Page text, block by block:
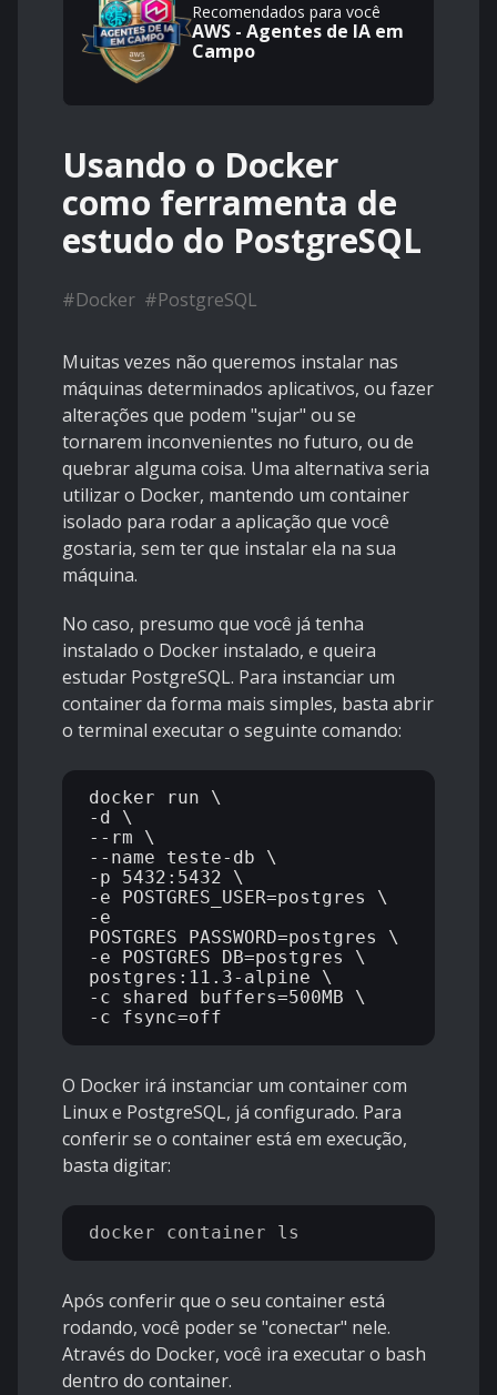
Recomendados para você
AWS - Agentes de IA em
Campo
Usando o Docker
como ferramenta de
estudo do PostgreSQL
#Docker #PostgreSQL
Muitas vezes não queremos instalar nas
máquinas determinados aplicativos, ou fazer
alterações que podem "sujar" ou se
tornarem inconvenientes no futuro, ou de
quebrar alguma coisa. Uma alternativa seria
utilizar o Docker, mantendo um container
isolado para rodar a aplicação que você
gostaria, sem ter que instalar ela na sua
máquina.
No caso, presumo que você já tenha
instalado o Docker instalado, e queira
estudar PostgreSQL. Para instanciar um
container da forma mais simples, basta abrir
o terminal executar o seguinte comando:
docker run \
-d \
--rm \
--name teste-db \
-p 5432:5432 \
-e POSTGRES_USER=postgres \
-e
POSTGRES_PASSWORD=postgres \
-e POSTGRES_DB=postgres \
postgres:11.3-alpine \
-c shared_buffers=500MB \
O Docker irá instanciar um container com
Linux e PostgreSQL, já configurado. Para
conferir se o container está em execução,
basta digitar:
Após conferir que o seu container está
rodando, você poder se "conectar" nele.
Através do Docker, você ira executar o bash
dentro do container.